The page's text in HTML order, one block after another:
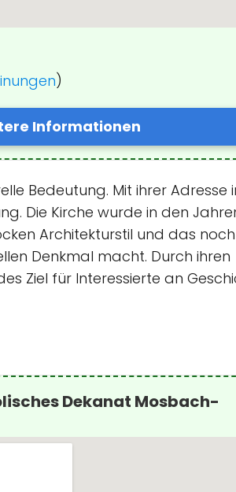
)
Informationen
Bedeutung. Mit ihrer Adresse
Die Kirche wurde in den Jahren
Architekturstil und das noch
Denkmal macht. Durch ihren
Ziel für Interessierte an
Dekanat Mosbach-